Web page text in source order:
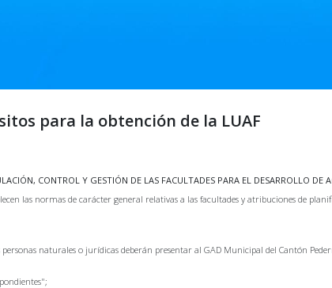
para la obtención de la LUAF
CONTROL Y GESTIÓN DE LAS FACULTADES PARA EL DESARROLLO DE
las normas de carácter general relativas a las facultades y atribuciones de
naturales o jurídicas deberán presentar al GAD Municipal del Cantón